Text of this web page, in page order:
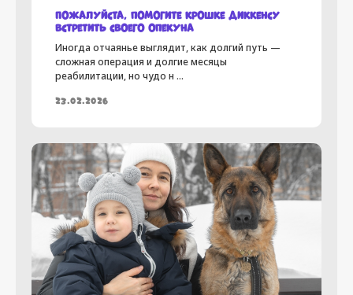
Пожалуйста, помогите крошке Диккенсу
встретить своего опекуна
Иногда отчаянье выглядит, как долгий путь —
сложная операция и долгие месяцы
реабилитации, но чудо н ...
23.02.2026